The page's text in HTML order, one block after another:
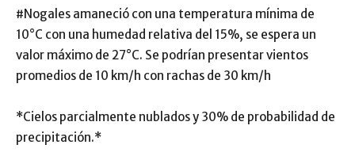
#Nogales amaneció con una temperatura mínima de
10°C con una humedad relativa del 15%, se espera un
valor máximo de 27°C. Se podrían presentar vientos
promedios de 10 km/h con rachas de 30 km/h
*Cielos parcialmente nublados y 30% de probabilidad de
precipitación.*